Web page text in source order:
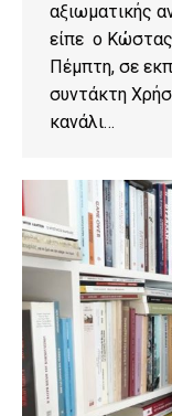
αξιωματικής
είπε ο
Πέμπτη, σε
συντάκτη
κανάλι…